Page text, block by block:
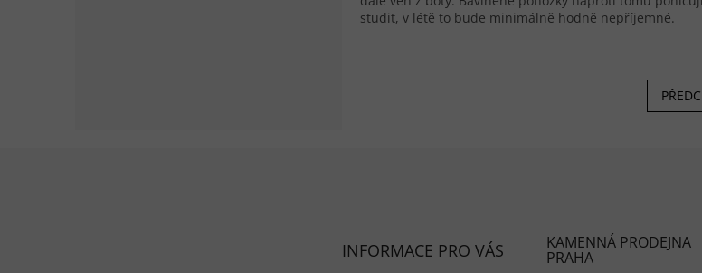
studit, v létě to bude minimálně hodně nepříjemné.
INFORMACE PRO VÁS KAMENNÁ PRODEJNA
PRAHA